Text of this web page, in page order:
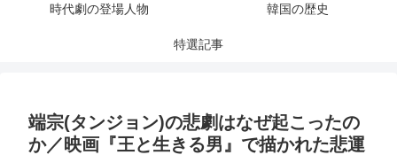
時代劇の登場人物 韓国の歴史
特選記事
端宗(タンジョン)の悲劇はなぜ起こったの
か／映画『王と生きる男』で描かれた悲運